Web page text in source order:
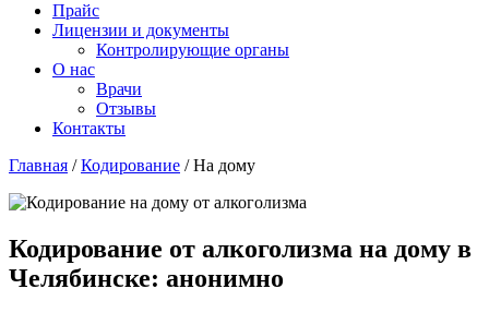
Прайс
Лицензии и документы
Контролирующие органы
О нас
Врачи
Отзывы
Контакты
Главная /Кодирование /На дому
Кодирование от алкоголизма на дому в
Челябинске: анонимно